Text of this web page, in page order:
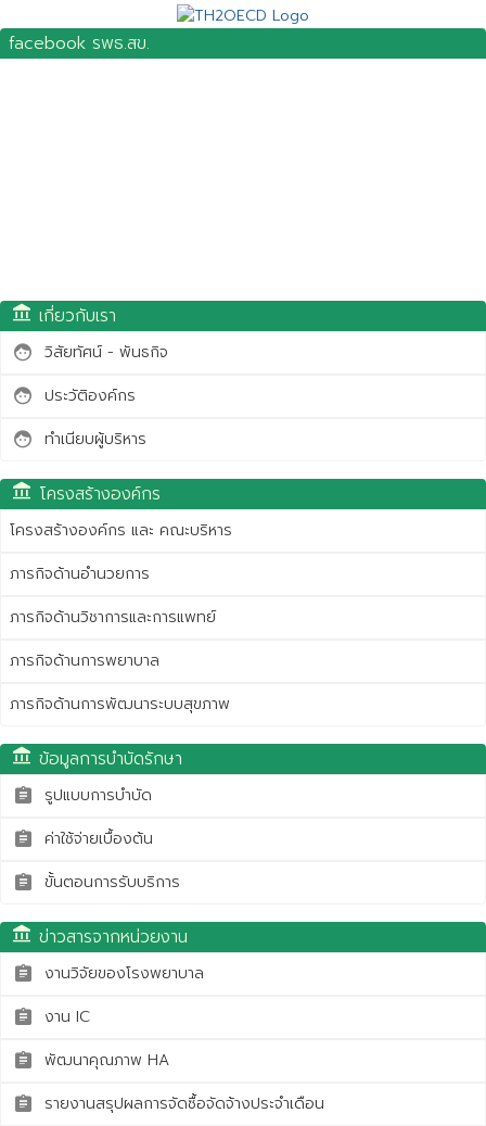
facebook รพธ.สข.
account_balance เกี่ยวกับเรา
face วิสัยทัศน์ - พันธกิจ
face ประวัติองค์กร
face ทำเนียบผู้บริหาร
account_balance โครงสร้างองค์กร
โครงสร้างองค์กร และ คณะบริหาร
ภารกิจด้านอำนวยการ
ภารกิจด้านวิชาการและการแพทย์
ภารกิจด้านการพยาบาล
ภารกิจด้านการพัฒนาระบบสุขภาพ
account_balance ข้อมูลการบำบัดรักษา
assignment รูปแบบการบำบัด
assignment ค่าใช้จ่ายเบื้องต้น
assignment ขั้นตอนการรับบริการ
account_balance ข่าวสารจากหน่วยงาน
assignment งานวิจัยของโรงพยาบาล
assignment งาน IC
assignment พัฒนาคุณภาพ HA
assignment รายงานสรุปผลการจัดซื้อจัดจ้างประจำเดือน